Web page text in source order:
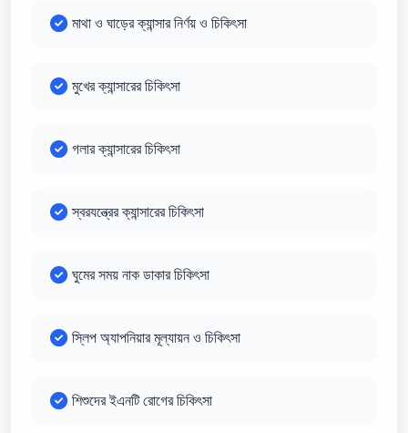
মাথা ও ঘাড়ের ক্যান্সার নির্ণয় ও চিকিৎসা
মুখের ক্যান্সারের চিকিৎসা
গলার ক্যান্সারের চিকিৎসা
স্বরযন্ত্রের ক্যান্সারের চিকিৎসা
ঘুমের সময় নাক ডাকার চিকিৎসা
স্লিপ অ্যাপনিয়ার মূল্যায়ন ও চিকিৎসা
শিশুদের ইএনটি রোগের চিকিৎসা